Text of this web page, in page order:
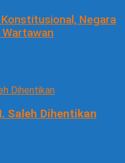
Negara
Saleh Dihentikan